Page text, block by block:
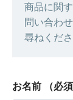
商品に関
問い合わ
尋ねくださ
お名前 （必須